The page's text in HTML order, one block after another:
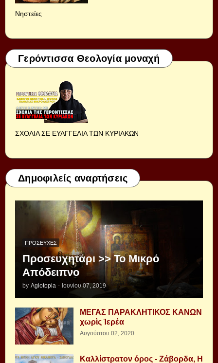
Νηστείες
Γερόντισσα Θεολογία μοναχή
ΣΧΟΛΙΑ ΣΕ ΕΥΑΓΓΕΛΙΑ ΤΩΝ ΚΥΡΙΑΚΩΝ
Δημοφιλείς αναρτήσεις
ΠΡΟΣΕΥΧΈΣ
Προσευχητάρι >> Το Μικρό
Απόδειπνο
by Agiotopia - Ιουνίου 07, 2019
ΜΕΓΑΣ ΠΑΡΑΚΛΗΤΙΚΟΣ ΚΑΝΩΝ
χωρὶς Ἱερέα
Αυγούστου 02, 2020
Καλλίστρατον όρος - Ζάβορδα, Η